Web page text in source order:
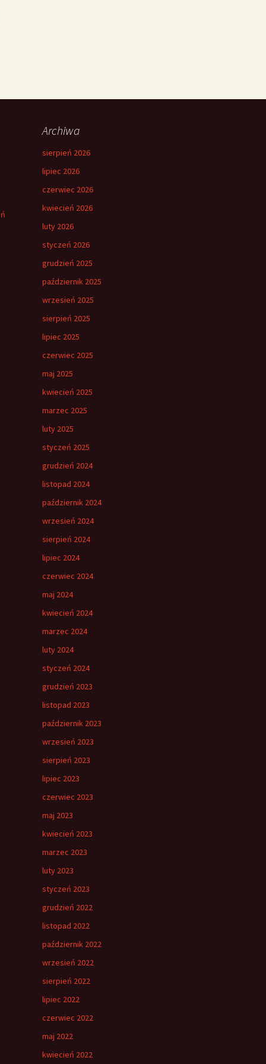
Archiwa
sierpień 2026
lipiec 2026
czerwiec 2026
kwiecień 2026
luty 2026
styczeń 2026
grudzień 2025
październik 2025
wrzesień 2025
sierpień 2025
lipiec 2025
czerwiec 2025
maj 2025
kwiecień 2025
marzec 2025
luty 2025
styczeń 2025
grudzień 2024
listopad 2024
październik 2024
wrzesień 2024
sierpień 2024
lipiec 2024
czerwiec 2024
maj 2024
kwiecień 2024
marzec 2024
luty 2024
styczeń 2024
grudzień 2023
listopad 2023
październik 2023
wrzesień 2023
sierpień 2023
lipiec 2023
czerwiec 2023
maj 2023
kwiecień 2023
marzec 2023
luty 2023
styczeń 2023
grudzień 2022
listopad 2022
październik 2022
wrzesień 2022
sierpień 2022
lipiec 2022
czerwiec 2022
maj 2022
kwiecień 2022